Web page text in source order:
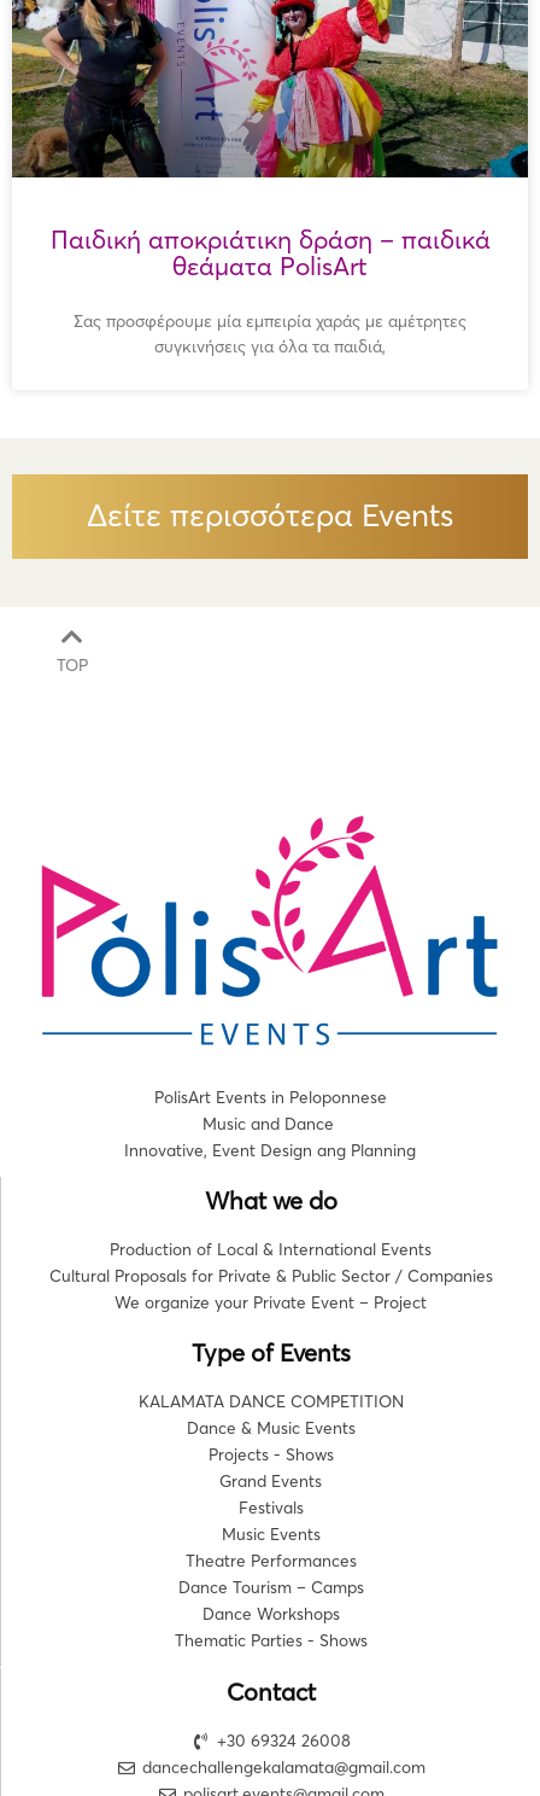
Παιδική αποκριάτικη δράση – παιδικά
θεάματα PolisArt
Σας προσφέρουμε μία εμπειρία χαράς με αμέτρητες
συγκινήσεις για όλα τα παιδιά,
Δείτε περισσότερα Events
TOP
PolisArt Events in Peloponnese
Music and Dance
Innovative, Event Design ang Planning
What we do
Production of Local & International Events
Cultural Proposals for Private & Public Sector / Companies
We organize your Private Event – Project
Type of Events
KALAMATA DANCE COMPETITION
Dance & Music Events
Projects - Shows
Grand Events
Festivals
Music Events
Theatre Performances
Dance Tourism – Camps
Dance Workshops
Thematic Parties - Shows
Contact
+30 69324 26008
dancechallengekalamata@gmail.com